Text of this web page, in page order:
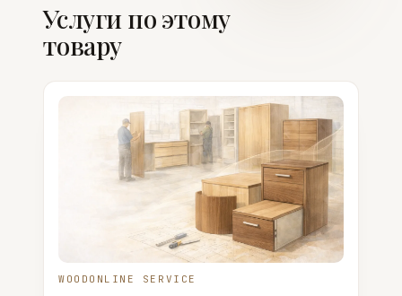
Услуги по этому
товару
WOODONLINE SERVICE